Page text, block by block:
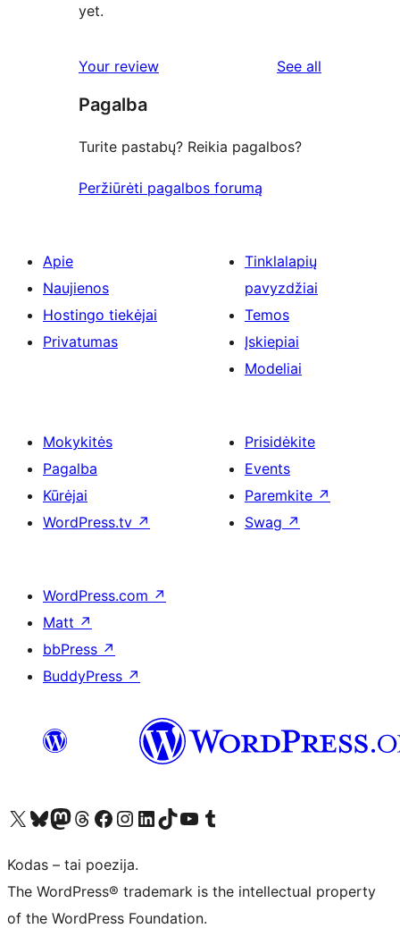
yet.
Your review See all
Pagalba
Turite pastabų? Reikia pagalbos?
Peržiūrėti pagalbos forumą
Apie
Naujienos
Hostingo tiekėjai
Privatumas
Tinklalapių
pavyzdžiai
Temos
Įskiepiai
Modeliai
Mokykitės
Pagalba
Kūrėjai
WordPress.tv ↗
Prisidėkite
Events
Paremkite ↗
Swag ↗
WordPress.com ↗
Matt ↗
bbPress ↗
BuddyPress ↗
Visit our X (formerly Twitter) account
Apsilankykite mūsų Bluesky paskyroje
Visit our Mastodon account
Apsilankykite mūsų Threads paskyroje
Visit our Facebook page
Visit our Instagram account
Visit our LinkedIn account
Apsilankykite mūsų TikTok paskyroje
Visit our YouTube channel
Apsilankykite mūsų Tumblr paskyroje
Kodas – tai poezija.
The WordPress® trademark is the intellectual property
of the WordPress Foundation.